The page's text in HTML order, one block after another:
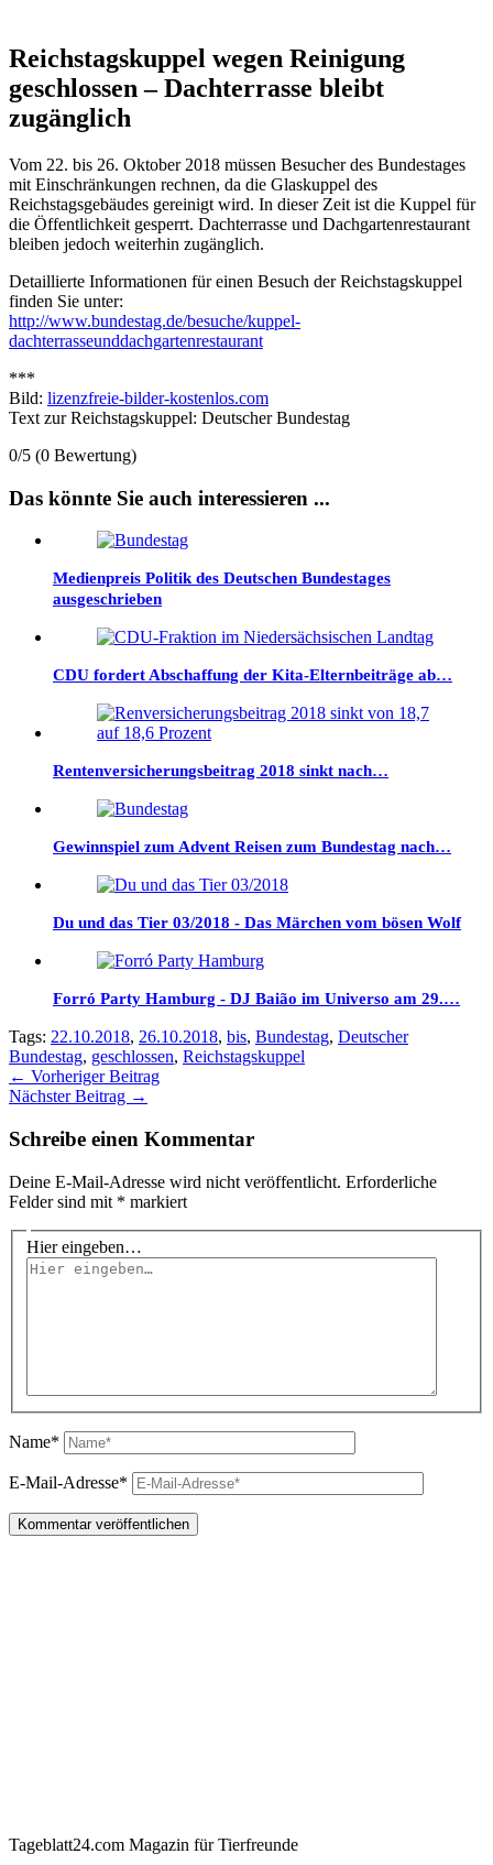
Reichstagskuppel wegen Reinigung
geschlossen – Dachterrasse bleibt
zugänglich
Vom 22. bis 26. Oktober 2018 müssen Besucher des Bundestages
mit Einschränkungen rechnen, da die Glaskuppel des
Reichstagsgebäudes gereinigt wird. In dieser Zeit ist die Kuppel für
die Öffentlichkeit gesperrt. Dachterrasse und Dachgartenrestaurant
bleiben jedoch weiterhin zugänglich.
Detaillierte Informationen für einen Besuch der Reichstagskuppel
finden Sie unter:
http://www.bundestag.de/besuche/kuppel-
dachterrasseunddachgartenrestaurant
***
Bild: lizenzfreie-bilder-kostenlos.com
Text zur Reichstagskuppel: Deutscher Bundestag
0/5 (0 Bewertung)
Das könnte Sie auch interessieren ...
Medienpreis Politik des Deutschen Bundestages
ausgeschrieben
CDU fordert Abschaffung der Kita-Elternbeiträge ab…
Rentenversicherungsbeitrag 2018 sinkt nach…
Gewinnspiel zum Advent Reisen zum Bundestag nach…
Du und das Tier 03/2018 - Das Märchen vom bösen Wolf
Forró Party Hamburg - DJ Baião im Universo am 29.…
Tags: 22.10.2018, 26.10.2018, bis, Bundestag, Deutscher
Bundestag, geschlossen, Reichstagskuppel
← Vorheriger Beitrag
Nächster Beitrag →
Schreibe einen Kommentar
Deine E-Mail-Adresse wird nicht veröffentlicht. Erforderliche
Felder sind mit * markiert
Hier eingeben…
Name*
E-Mail-Adresse*
Tageblatt24.com Magazin für Tierfreunde